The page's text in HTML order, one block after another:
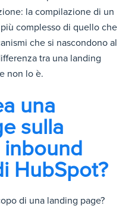
la compilazione di un
complesso di quello che
che si nascondono al
tra una landing
non lo è.
una
sulla
HubSpot?
di una landing page?